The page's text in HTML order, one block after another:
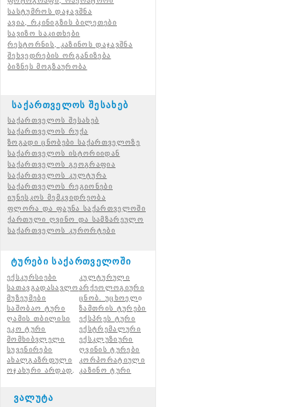
სასტუმროს დაჯავშნა
ავია, რკინიგზის ბილეთები
სავიზო საკითხები
რესტორნის, კაზინოს დაჯავშნა
შეხვედრების ორგანიზება
ბიზნეს მოგზაურობა
საქართველოს შესახებ
საქართველოს შესახებ
საქართველოს რუქა
ზოგადი ცნობები საქართველოზე
საქართველოს ისტორიიდან
საქართველოს გეოგრაფია
საქართველოს კულტურა
საქართველოს რეგიონები
იუნესკოს მემკვიდრეობა
ფლორა და ფაუნა საქართველოში
ქართული ღვინო და სამზარეულო
საქართველოს კურორტები
ტურები საქართველოში
ექსკურსიები
კულტურული
სათავგადასავლოარქეოლოგიური
მუზეუმები
ცნობ. უცხოელი
საშობაო ტური
ზამთრის ტურები
ღამის თბილისი
ექსპრეს ტური
ეკო ტური
ექსტრემალური
მომხიბვლელი
ექსკლუზიური
სუვენირები
ღვინის ტურები
ახალგაზრდული
კორპორატიული
ოჯახური არდად
კაზინო ტური
ვალუტა